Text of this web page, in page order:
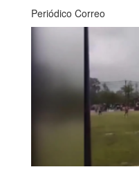
Periódico Correo